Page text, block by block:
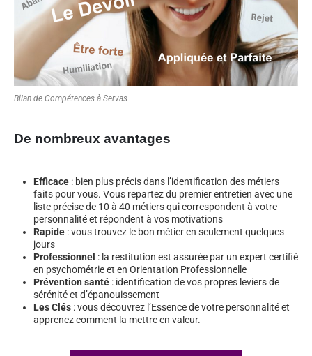
Bilan de Compétences à Servas
De nombreux avantages
Efficace : bien plus précis dans l’identification des métiers
faits pour vous. Vous repartez du premier entretien avec une
liste précise de 10 à 40 métiers qui correspondent à votre
personnalité et répondent à vos motivations
Rapide : vous trouvez le bon métier en seulement quelques
jours
Professionnel : la restitution est assurée par un expert certifié
en psychométrie et en Orientation Professionnelle
Prévention santé : identification de vos propres leviers de
sérénité et d’épanouissement
Les Clés : vous découvrez l’Essence de votre personnalité et
apprenez comment la mettre en valeur.